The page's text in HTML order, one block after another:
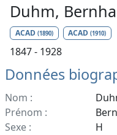
Duhm,
ACAD (1890) ACAD(1910)
1847 - 1928
Données
Nom :
Prénom :
Sexe :
H